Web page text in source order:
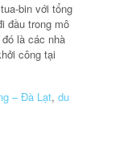
bin với tổng
đầu trong mô
đó là các nhà
công tại
– Đà Lạt, du